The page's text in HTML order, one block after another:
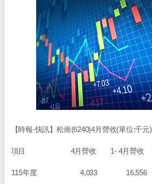
【時報-快訊】松崗(6240)4月營收(單位:千元)
項目 4月營收 1- 4月營收
115年度 4,033 16,556